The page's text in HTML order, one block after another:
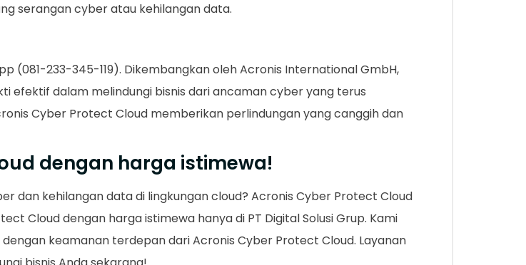
serangan cyber atau kehilangan data.
(081-233-345-119). Dikembangkan oleh Acronis International GmbH,
efektif dalam melindungi bisnis dari ancaman cyber yang terus
Cyber Protect Cloud memberikan perlindungan yang canggih dan
dengan harga istimewa!
dan kehilangan data di lingkungan cloud? Acronis Cyber Protect Cloud
Cloud dengan harga istimewa hanya di PT Digital Solusi Grup. Kami
keamanan terdepan dari Acronis Cyber Protect Cloud. Layanan